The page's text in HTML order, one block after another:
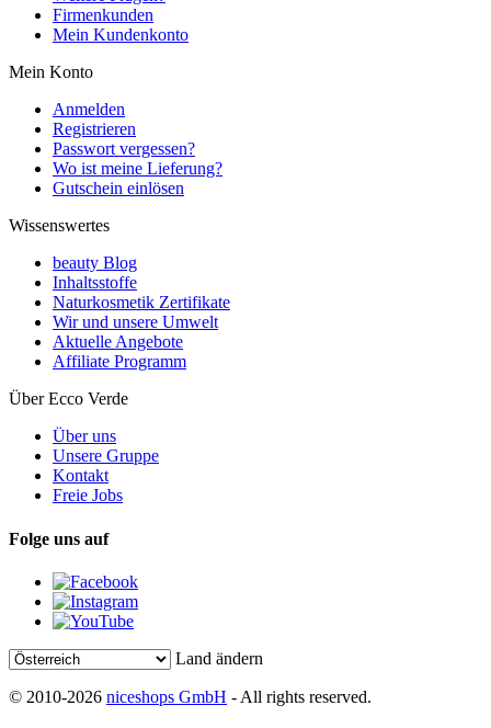
Firmenkunden
Mein Kundenkonto
Mein Konto
Anmelden
Registrieren
Passwort vergessen?
Wo ist meine Lieferung?
Gutschein einlösen
Wissenswertes
beauty Blog
Inhaltsstoffe
Naturkosmetik Zertifikate
Wir und unsere Umwelt
Aktuelle Angebote
Affiliate Programm
Über Ecco Verde
Über uns
Unsere Gruppe
Kontakt
Freie Jobs
Folge uns auf
Land ändern
© 2010-2026 niceshops GmbH - All rights reserved.